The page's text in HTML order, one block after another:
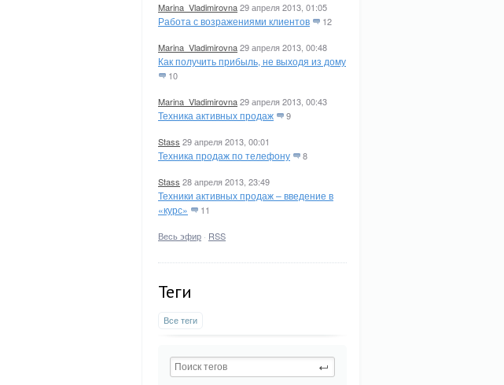
Marina_Vladimirovna29 апреля 2013, 01:05
Работа с возражениями клиентов 12
Marina_Vladimirovna29 апреля 2013, 00:48
Как получить прибыль, не выходя из дому
10
Marina_Vladimirovna29 апреля 2013, 00:43
Техника активных продаж 9
Stass 29 апреля 2013, 00:01
Техника продаж по телефону 8
Stass 28 апреля 2013, 23:49
Техники активных продаж – введение в
«курс»
11
Весь эфир · RSS
Теги
Все теги